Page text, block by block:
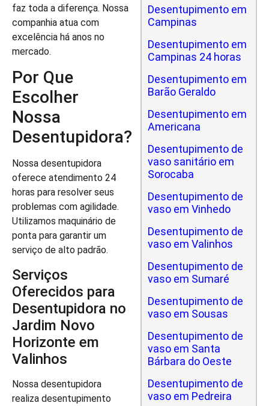
faz toda a diferença. Nossa
companhia atua com
excelência há anos no
mercado.
Por Que
Escolher
Nossa
Desentupidora?
Nossa desentupidora
oferece atendimento 24
horas para resolver seus
problemas com agilidade.
Utilizamos maquinário de
ponta para garantir um
serviço de alto padrão.
Serviços
Oferecidos para
Desentupidora no
Jardim Novo
Horizonte em
Valinhos
Nossa desentupidora
realiza desentupimento
Desentupimento em
Campinas
Desentupimento em
Campinas 24 horas
Desentupimento em
Barão Geraldo
Desentupimento em
Americana
Desentupimento de
vaso sanitário em
Sorocaba
Desentupimento de
vaso em Vinhedo
Desentupimento de
vaso em Valinhos
Desentupimento de
vaso em Sumaré
Desentupimento de
vaso em Sousas
Desentupimento de
vaso em Santa
Bárbara do Oeste
Desentupimento de
vaso em Pedreira